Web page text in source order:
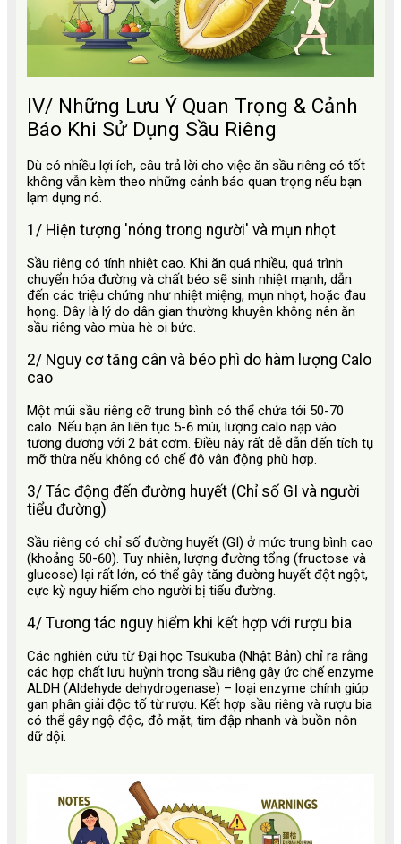
IV/ Những Lưu Ý Quan Trọng & Cảnh
Báo Khi Sử Dụng Sầu Riêng
Dù có nhiều lợi ích, câu trả lời cho việc ăn sầu riêng có tốt
không vẫn kèm theo những cảnh báo quan trọng nếu bạn
lạm dụng nó.
1/ Hiện tượng 'nóng trong người' và mụn nhọt
Sầu riêng có tính nhiệt cao. Khi ăn quá nhiều, quá trình
chuyển hóa đường và chất béo sẽ sinh nhiệt mạnh, dẫn
đến các triệu chứng như nhiệt miệng, mụn nhọt, hoặc đau
họng. Đây là lý do dân gian thường khuyên không nên ăn
sầu riêng vào mùa hè oi bức.
2/ Nguy cơ tăng cân và béo phì do hàm lượng Calo
cao
Một múi sầu riêng cỡ trung bình có thể chứa tới 50-70
calo. Nếu bạn ăn liên tục 5-6 múi, lượng calo nạp vào
tương đương với 2 bát cơm. Điều này rất dễ dẫn đến tích tụ
mỡ thừa nếu không có chế độ vận động phù hợp.
3/ Tác động đến đường huyết (Chỉ số GI và người
tiểu đường)
Sầu riêng có chỉ số đường huyết (GI) ở mức trung bình cao
(khoảng 50-60). Tuy nhiên, lượng đường tổng (fructose và
glucose) lại rất lớn, có thể gây tăng đường huyết đột ngột,
cực kỳ nguy hiểm cho người bị tiểu đường.
4/ Tương tác nguy hiểm khi kết hợp với rượu bia
Các nghiên cứu từ Đại học Tsukuba (Nhật Bản) chỉ ra rằng
các hợp chất lưu huỳnh trong sầu riêng gây ức chế enzyme
ALDH (Aldehyde dehydrogenase) – loại enzyme chính giúp
gan phân giải độc tố từ rượu. Kết hợp sầu riêng và rượu bia
có thể gây ngộ độc, đỏ mặt, tim đập nhanh và buồn nôn
dữ dội.